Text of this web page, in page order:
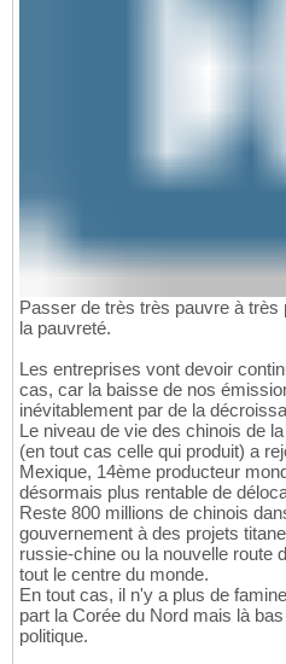
Passer de très très pauvre à
la pauvreté.
Les entreprises vont devoir
cas, car la baisse de nos
inévitablement par de la
Le niveau de vie des chinois de
(en tout cas celle qui produit) a
Mexique, 14ème producteur
désormais plus rentable de
Reste 800 millions de chinois
gouvernement à des projets
russie-chine ou la nouvelle route
tout le centre du monde.
En tout cas, il n'y a plus de
part la Corée du Nord mais là
politique.